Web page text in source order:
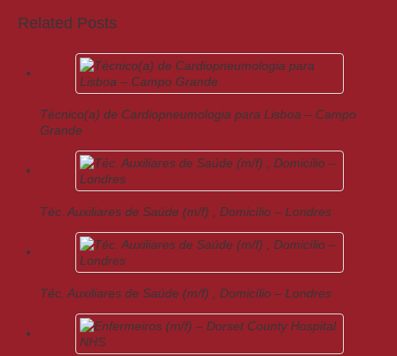
Related Posts
Técnico(a) de Cardiopneumologia para Lisboa – Campo
Grande
Téc. Auxiliares de Saúde (m/f) , Domicílio – Londres
Téc. Auxiliares de Saúde (m/f) , Domicílio – Londres